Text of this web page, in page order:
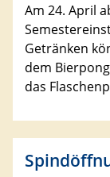
Am 24. April
Getränken
dem
das